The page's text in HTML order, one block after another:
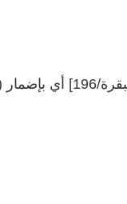
(عليكم) فعليكم صيام. ومثل: